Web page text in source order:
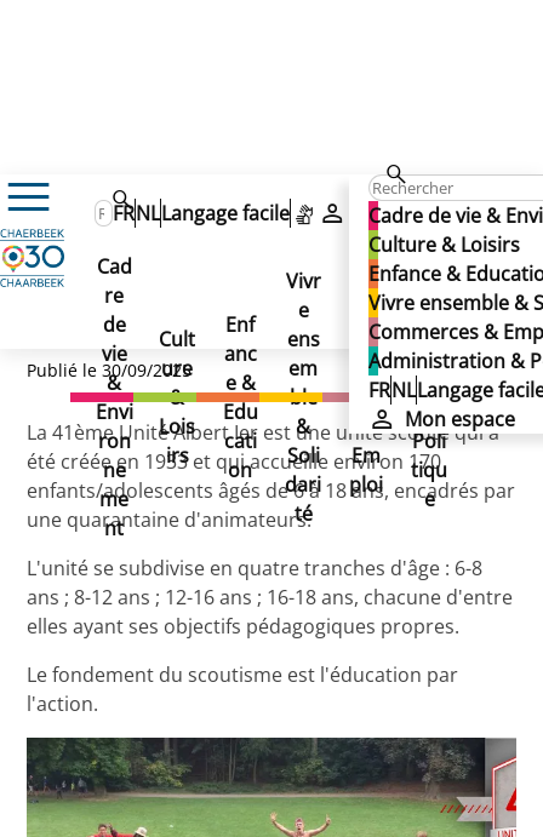
Cadre de vie &
Culture & Loisirs
Enfance &
Vivre ensemble &
Commerces &
Administration &
FRNLLangage
Mon espace
FRNLLangage facile
Mon espace
Cad
re
de
vie
&
Envi
ron
ne
me
nt
Cult
ure
&
Lois
irs
Enf
anc
e &
Edu
cati
on
Vivr
e
ens
em
ble
&
Soli
dari
té
Co
mm
erc
es
&
Em
ploi
Ad
min
istr
atio
n &
Poli
tiqu
e
Culture & Loisirs
Enfance & Jeunesse
Annuaire et guide des loisirs
41ème Unité Albert 1er
41ème Unité Albert 1er
41ème Unité Albert 1er
Publié le 30/09/2025
La 41ème Unité Albert Ier est une unité scoute qui a
été créée en 1933 et qui accueille environ 170
enfants/adolescents âgés de 6 à 18 ans, encadrés par
une quarantaine d'animateurs.
L'unité se subdivise en quatre tranches d'âge : 6-8
ans ; 8-12 ans ; 12-16 ans ; 16-18 ans, chacune d'entre
elles ayant ses objectifs pédagogiques propres.
Le fondement du scoutisme est l'éducation par
l'action.